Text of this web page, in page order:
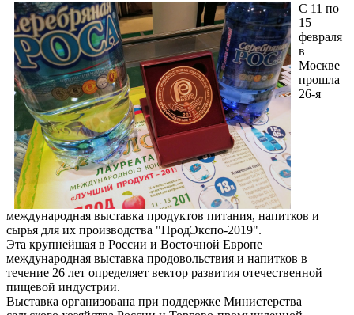
С 11 по
15
февраля
в
Москве
прошла
26-я
международная выставка продуктов питания, напитков и
сырья для их производства "ПродЭкспо-2019".
Эта крупнейшая в России и Восточной Европе
международная выставка продовольствия и напитков в
течение 26 лет определяет вектор развития отечественной
пищевой индустрии.
Выставка организована при поддержке Министерства